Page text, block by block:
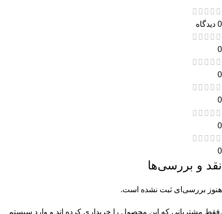
0 دیدگاه
0
0
0
0
0
نقد و بررسی‌ها
هنوز بررسی‌ای ثبت نشده است.
.فقط مشتریانی که این محصول را خریداری کرده اند و وارد سیستم